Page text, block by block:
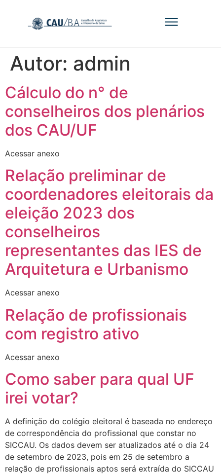
Autor: admin
Cálculo do n° de
conselheiros dos plenários
dos CAU/UF
Acessar anexo
Relação preliminar de
coordenadores eleitorais da
eleição 2023 dos
conselheiros
representantes das IES de
Arquitetura e Urbanismo
Acessar anexo
Relação de profissionais
com registro ativo
Acessar anexo
Como saber para qual UF
irei votar?
A definição do colégio eleitoral é baseada no endereço
de correspondência do profissional que constar no
SICCAU. Os dados devem ser atualizados até o dia 24
de setembro de 2023, pois em 25 de setembro a
relação de profissionais aptos será extraída do SICCAU